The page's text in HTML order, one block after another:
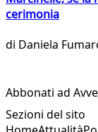
cerimonia
di Daniela
Abbonati ad
Sezioni del sito